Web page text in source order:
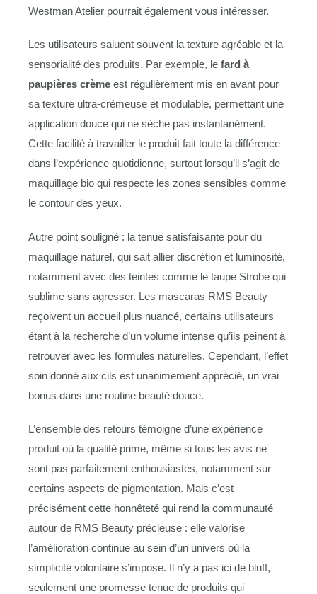
Westman Atelier pourrait également vous intéresser.
Les utilisateurs saluent souvent la texture agréable et la
sensorialité des produits. Par exemple, le fard à
paupières crème est régulièrement mis en avant pour
sa texture ultra-crémeuse et modulable, permettant une
application douce qui ne sèche pas instantanément.
Cette facilité à travailler le produit fait toute la différence
dans l’expérience quotidienne, surtout lorsqu’il s’agit de
maquillage bio qui respecte les zones sensibles comme
le contour des yeux.
Autre point souligné : la tenue satisfaisante pour du
maquillage naturel, qui sait allier discrétion et luminosité,
notamment avec des teintes comme le taupe Strobe qui
sublime sans agresser. Les mascaras RMS Beauty
reçoivent un accueil plus nuancé, certains utilisateurs
étant à la recherche d’un volume intense qu’ils peinent à
retrouver avec les formules naturelles. Cependant, l’effet
soin donné aux cils est unanimement apprécié, un vrai
bonus dans une routine beauté douce.
L’ensemble des retours témoigne d’une expérience
produit où la qualité prime, même si tous les avis ne
sont pas parfaitement enthousiastes, notamment sur
certains aspects de pigmentation. Mais c’est
précisément cette honnêteté qui rend la communauté
autour de RMS Beauty précieuse : elle valorise
l’amélioration continue au sein d’un univers où la
simplicité volontaire s’impose. Il n’y a pas ici de bluff,
seulement une promesse tenue de produits qui